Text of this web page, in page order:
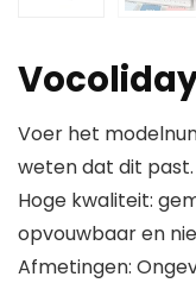
Voer het
weten dat dit past.
Hoge kwaliteit:
opvouwbaar en
Afmetingen: